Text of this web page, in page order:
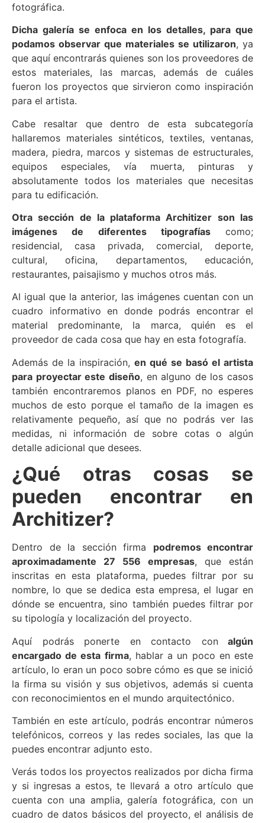
fotográfica.
Dicha galería se enfoca en los detalles, para que
podamos observar que materiales se utilizaron, ya
que aquí encontrarás quienes son los proveedores de
estos materiales, las marcas, además de cuáles
fueron los proyectos que sirvieron como inspiración
para el artista.
Cabe resaltar que dentro de esta subcategoría
hallaremos materiales sintéticos, textiles, ventanas,
madera, piedra, marcos y sistemas de estructurales,
equipos especiales, vía muerta, pinturas y
absolutamente todos los materiales que necesitas
para tu edificación.
Otra sección de la plataforma Architizer son las
imágenes de diferentes tipografíascomo;
residencial, casa privada, comercial, deporte,
cultural, oficina, departamentos, educación,
restaurantes, paisajismo y muchos otros más.
Al igual que la anterior, las imágenes cuentan con un
cuadro informativo en donde podrás encontrar el
material predominante, la marca, quién es el
proveedor de cada cosa que hay en esta fotografía.
Además de la inspiración, en qué se basó el artista
para proyectar este diseño, en alguno de los casos
también encontraremos planos en PDF, no esperes
muchos de esto porque el tamaño de la imagen es
relativamente pequeño, así que no podrás ver las
medidas, ni información de sobre cotas o algún
detalle adicional que desees.
¿Qué otras cosas se
pueden encontrar en
Architizer?
Dentro de la sección firma podremos encontrar
aproximadamente 27 556 empresas, que están
inscritas en esta plataforma, puedes filtrar por su
nombre, lo que se dedica esta empresa, el lugar en
dónde se encuentra, sino también puedes filtrar por
su tipología y localización del proyecto.
Aquí podrás ponerte en contacto conalgún
encargado de esta firma, hablar a un poco en este
artículo, lo eran un poco sobre cómo es que se inició
la firma su visión y sus objetivos, además si cuenta
con reconocimientos en el mundo arquitectónico.
También en este artículo, podrás encontrar números
telefónicos, correos y las redes sociales, las que la
puedes encontrar adjunto esto.
Verás todos los proyectos realizados por dicha firma
y si ingresas a estos, te llevará a otro artículo que
cuenta con una amplia, galería fotográfica, con un
cuadro de datos básicos del proyecto, el análisis de